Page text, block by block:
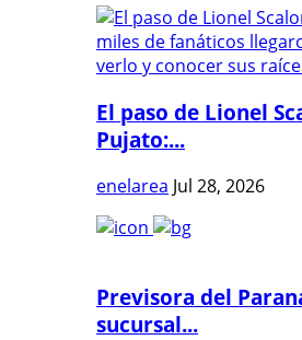
El paso de Lionel
Pujato:...
enelarea Jul 28, 2026
Previsora del
sucursal...